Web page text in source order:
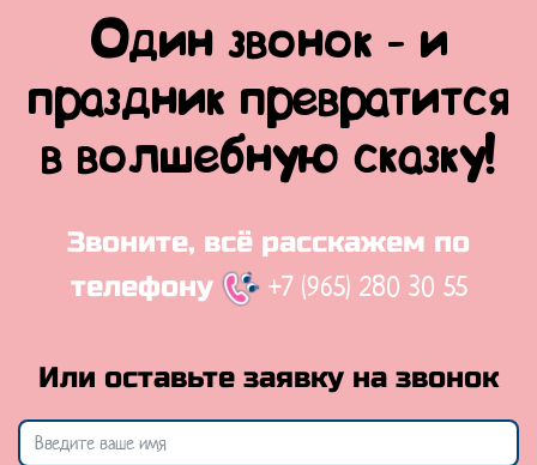
Один звонок - и
праздник превратится
в волшебную сказку!
Звоните, всё расскажем по
телефону
+7 (965) 280 30 55
Или оставьте заявку на звонок